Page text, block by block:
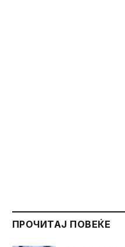
ПРОЧИТАЈ ПОВЕЌЕ